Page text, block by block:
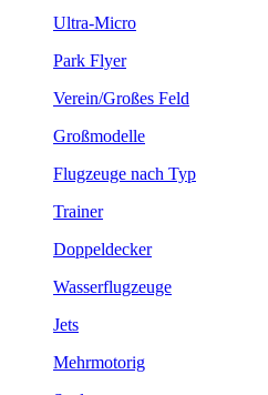
Ultra-Micro
Park Flyer
Verein/Großes Feld
Großmodelle
Flugzeuge nach Typ
Trainer
Doppeldecker
Wasserflugzeuge
Jets
Mehrmotorig